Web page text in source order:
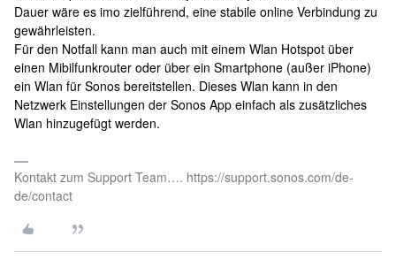
Dauer wäre es imo zielführend, eine stabile online Verbindung zu
gewährleisten.
Für den Notfall kann man auch mit einem Wlan Hotspot über
einen Mibilfunkrouter oder über ein Smartphone (außer iPhone)
ein Wlan für Sonos bereitstellen. Dieses Wlan kann in den
Netzwerk Einstellungen der Sonos App einfach als zusätzliches
Wlan hinzugefügt werden.
Kontakt zum Support Team…. https://support.sonos.com/de-
de/contact